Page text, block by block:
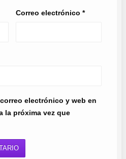
Correo electrónico*
electrónico y web en
la próxima vez que